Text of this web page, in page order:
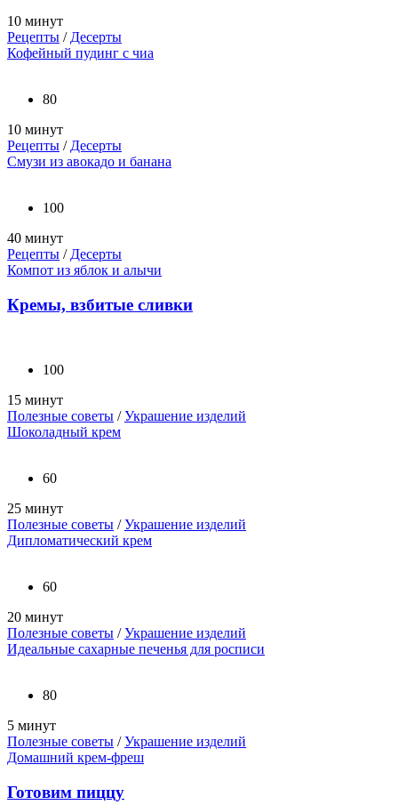
10 минут
Рецепты /Десерты
Кофейный пудинг с чиа
80
10 минут
Рецепты /Десерты
Смузи из авокадо и банана
100
40 минут
Рецепты /Десерты
Компот из яблок и алычи
Кремы, взбитые сливки
100
15 минут
Полезные советы /Украшение изделий
Шоколадный крем
60
25 минут
Полезные советы /Украшение изделий
Дипломатический крем
60
20 минут
Полезные советы /Украшение изделий
Идеальные сахарные печенья для росписи
80
5 минут
Полезные советы /Украшение изделий
Домашний крем-фреш
Готовим пиццу